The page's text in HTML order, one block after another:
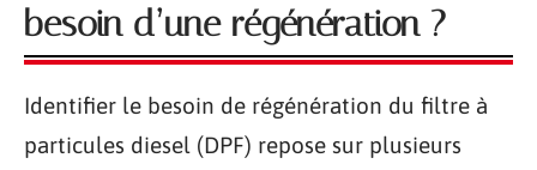
besoin d’une régénération ?
Identifier le besoin de régénération du filtre à
particules diesel (DPF) repose sur plusieurs